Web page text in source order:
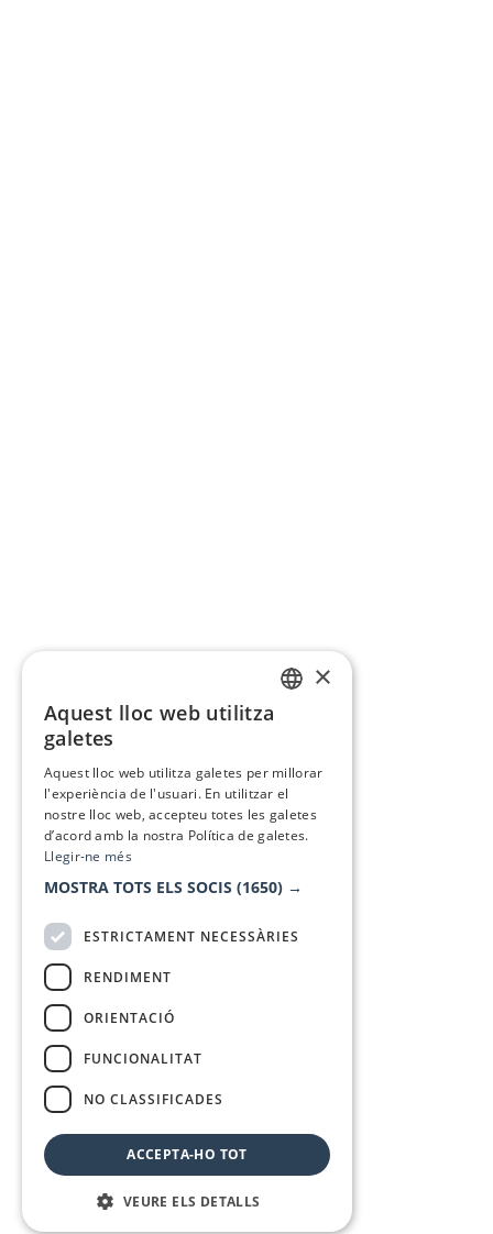
×
Aquest lloc web utilitza
galetes
Aquest lloc web utilitza galetes per millorar
l'experiència de l'usuari. En utilitzar el
nostre lloc web, accepteu totes les galetes
d’acord amb la nostra Política de galetes.
Llegir-ne més
MOSTRA TOTS ELS SOCIS (1650) →
ESTRICTAMENT NECESSÀRIES
RENDIMENT
ORIENTACIÓ
FUNCIONALITAT
NO CLASSIFICADES
ACCEPTA-HO TOT
VEURE ELS DETALLS